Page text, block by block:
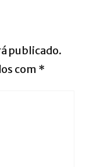
publicado.
com *